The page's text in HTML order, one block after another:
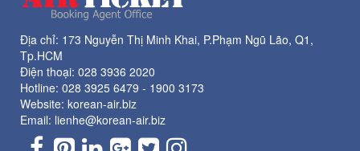
Địa chỉ: 173 Nguyễn Thị Minh Khai, P.Phạm Ngũ Lão, Q1,
Tp.HCM
Điện thoại: 028 3936 2020
Hotline: 028 3925 6479 - 1900 3173
Website: korean-air.biz
Email: lienhe@korean-air.biz